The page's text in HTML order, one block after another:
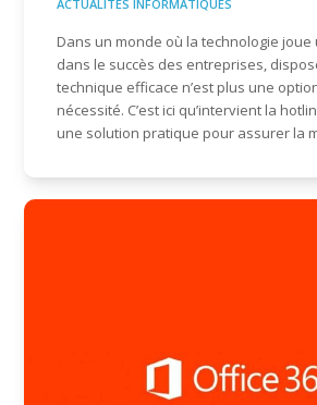
ACTUALITÉS INFORMATIQUES
Dans un monde où la technologie joue
dans le succès des entreprises,
technique efficace n’est plus une
nécessité. C’est ici qu’intervient la
une solution pratique pour assurer la